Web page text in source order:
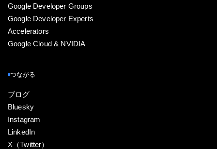
Google Developer Groups
Google Developer Experts
Accelerators
Google Cloud & NVIDIA
つながる
ブログ
Bluesky
Instagram
LinkedIn
X（Twitter）